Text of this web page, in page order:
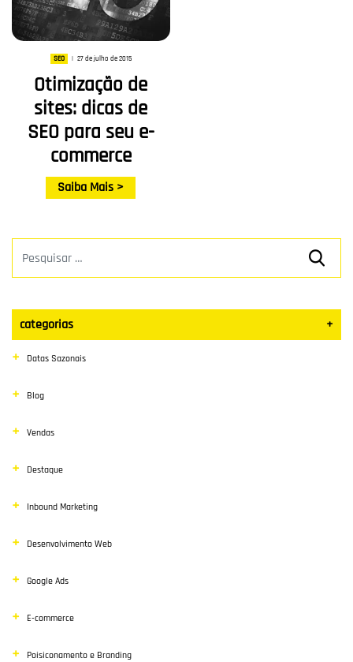
SEO | 27 de julho de 2015
Otimização de
sites: dicas de
SEO para seu e-
commerce
Saiba Mais >
categorias +
Datas Sazonais
Blog
Vendas
Destaque
Inbound Marketing
Desenvolvimento Web
Google Ads
E-commerce
Poisiconamento e Branding